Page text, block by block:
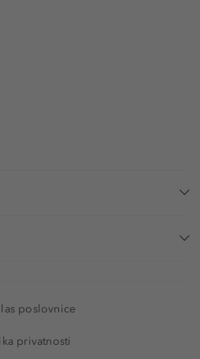
poslovnice
privatnosti